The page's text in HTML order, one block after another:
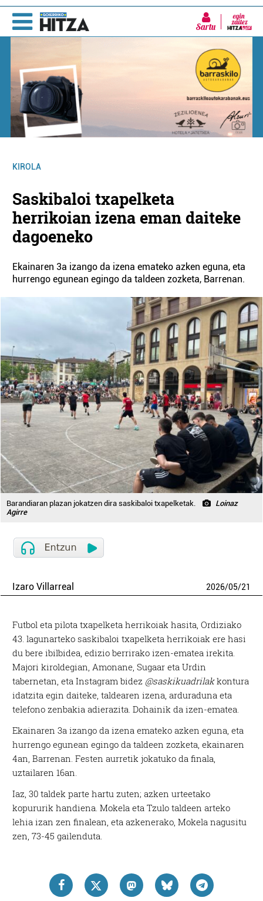
Sartu
KIROLA
Saskibaloi txapelketa
herrikoian izena eman daiteke
dagoeneko
Ekainaren 3a izango da izena emateko azken eguna, eta
hurrengo egunean egingo da taldeen zozketa, Barrenan.
Barandiaran plazan jokatzen dira saskibaloi txapelketak.
Loinaz
Agirre
Izaro Villarreal 2026/05/21
Futbol eta pilota txapelketa herrikoiak hasita, Ordiziako
43. lagunarteko saskibaloi txapelketa herrikoiak ere hasi
du bere ibilbidea, edizio berrirako izen-ematea irekita.
Majori kiroldegian, Amonane, Sugaar eta Urdin
tabernetan, eta Instagram bidez @saskikuadrilakkontura
idatzita egin daiteke, taldearen izena, arduraduna eta
telefono zenbakia adierazita. Dohainik da izen-ematea.
Ekainaren 3a izango da izena emateko azken eguna, eta
hurrengo egunean egingo da taldeen zozketa, ekainaren
4an, Barrenan. Festen aurretik jokatuko da finala,
uztailaren 16an.
Iaz, 30 taldek parte hartu zuten; azken urteetako
kopururik handiena. Mokela eta Tzulo taldeen arteko
lehia izan zen finalean, eta azkenerako, Mokela nagusitu
zen, 73-45 gailenduta.